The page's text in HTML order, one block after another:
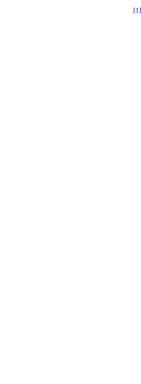
[1]